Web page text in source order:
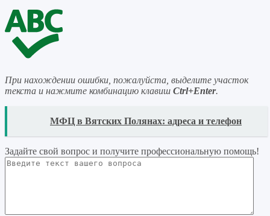
При нахождении ошибки, пожалуйста, выделите участок
текста и нажмите комбинацию клавиш Ctrl+Enter.
МФЦ в Вятских Полянах: адреса и телефон
Задайте свой вопрос и получите профессиональную помощь!